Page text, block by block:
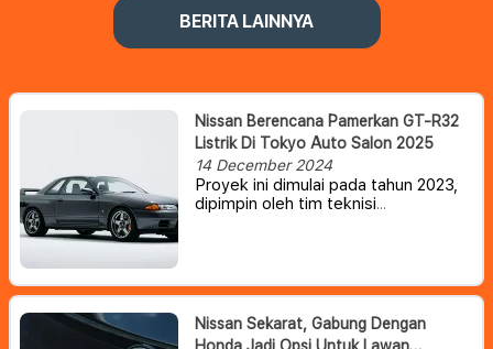
BERITA LAINNYA
Nissan Berencana Pamerkan GT-R32
Listrik Di Tokyo Auto Salon 2025
14 December 2024
Proyek ini dimulai pada tahun 2023,
dipimpin oleh tim teknisi
kembali daya tarik mobil untuk
generasi baru.
Nissan Sekarat, Gabung Dengan